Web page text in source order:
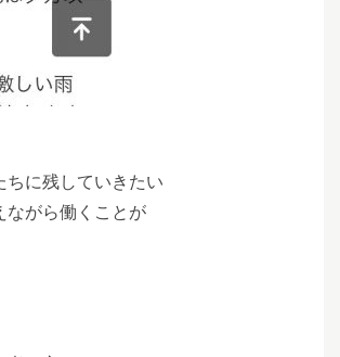
ちに残していきたい
ながら働くことが